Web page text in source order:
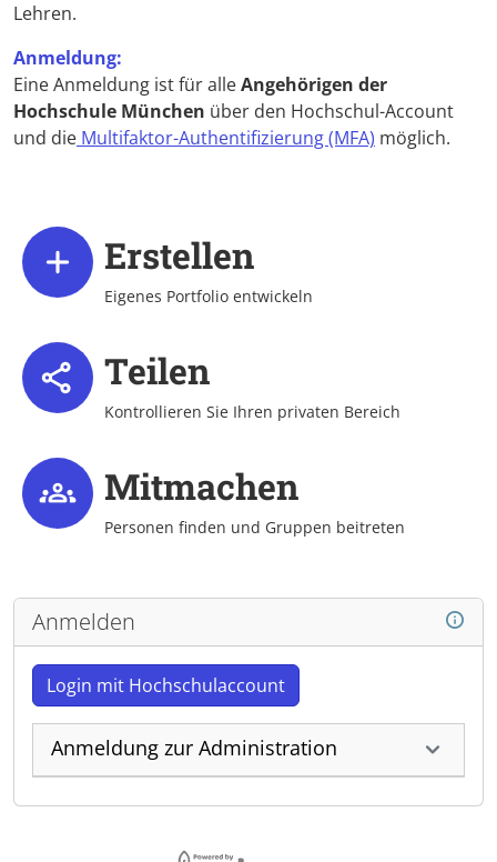
Lehren.
Anmeldung:
Eine Anmeldung ist für alleAngehörigen der
Hochschule München über den Hochschul-Account
und die Multifaktor-Authentifizierung (MFA) möglich.
Erstellen
Eigenes Portfolio entwickeln
Teilen
Kontrollieren Sie Ihren privaten Bereich
Mitmachen
Personen finden und Gruppen beitreten
Anmelden
Login mit Hochschulaccount
Anmeldung zur Administration